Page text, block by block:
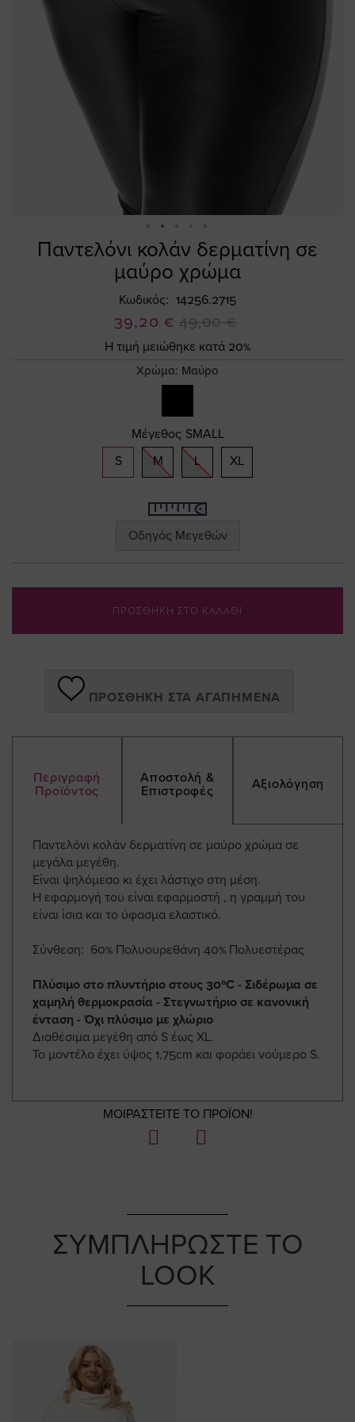
Παντελόνι κολάν δερματίνη σε
μαύρο χρώμα
Κωδικός 14256.2715
Ειδική
Τιμή
39,20 € 49,00 €
Η τιμή μειώθηκε κατά 20%
Χρώμα: Μαύρο
Μέγεθος SMALL
S
M L XL
Οδηγός Μεγεθών
ΠΡΟΣΘΗΚΗ ΣΤΟ ΚΑΛΑΘΙ
ΠΡΟΣΘΉΚΗ ΣΤΑ ΑΓΑΠΗΜΈΝΑ
Περιγραφή
Προϊόντος
Αποστολή &
Επιστροφές
Αξιολόγηση
Παντελόνι κολάν δερματίνη σε μαύρο χρώμα σε
μεγάλα μεγέθη.
Είναι ψηλόμεσο κι έχει λάστιχο στη μέση.
Η εφαρμογή του είναι εφαρμοστή , η γραμμή του
είναι ίσια και το ύφασμα ελαστικό.
Σύνθεση: 60% Πολυουρεθάνη 40% Πολυεστέρας
Πλύσιμο στο πλυντήριο στους 30ºC - Σιδέρωμα σε
χαμηλή θερμοκρασία - Στεγνωτήριο σε κανονική
ένταση - Όχι πλύσιμο με χλώριο
Διαθέσιμα μεγέθη από S έως XL.
Το μοντέλο έχει ύψος 1,75cm και φοράει νούμερο S.
ΜΟΙΡΑΣΤΕΙΤΕ ΤΟ ΠΡΟΪΟΝ!
ΣΥΜΠΛΗΡΩΣΤΕ ΤΟ
LOOK